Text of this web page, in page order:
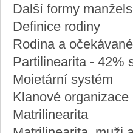
Další formy
Definice rodiny
Rodina a
Partilinearita - 42%
Moietární systém
Klanové organizace
Matrilinearita